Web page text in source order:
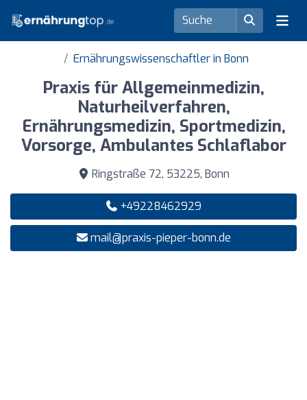
Ernährungswissenschaftler in Bonn
Praxis für Allgemeinmedizin,
Naturheilverfahren,
Ernährungsmedizin, Sportmedizin,
Vorsorge, Ambulantes Schlaflabor
Ringstraße 72, 53225, Bonn
+49228462929
mail@praxis-pieper-bonn.de